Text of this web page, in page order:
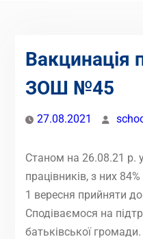
Вакцинація
ЗОШ №45
27.08.2021
Станом на 26.08.21 р.
працівників, з них
1 вересня прийняти
Сподіваємося на
батьківської громади.